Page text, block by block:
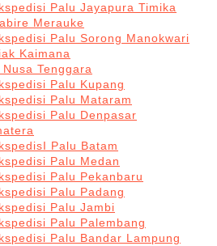
Palu Jayapura Timika
Merauke
Palu Sorong Manokwari
Kaimana
Tenggara
Palu Kupang
Palu Mataram
Palu Denpasar
Palu Batam
Palu Medan
Palu Pekanbaru
Palu Padang
Palu Jambi
Palu Palembang
Palu Bandar Lampung